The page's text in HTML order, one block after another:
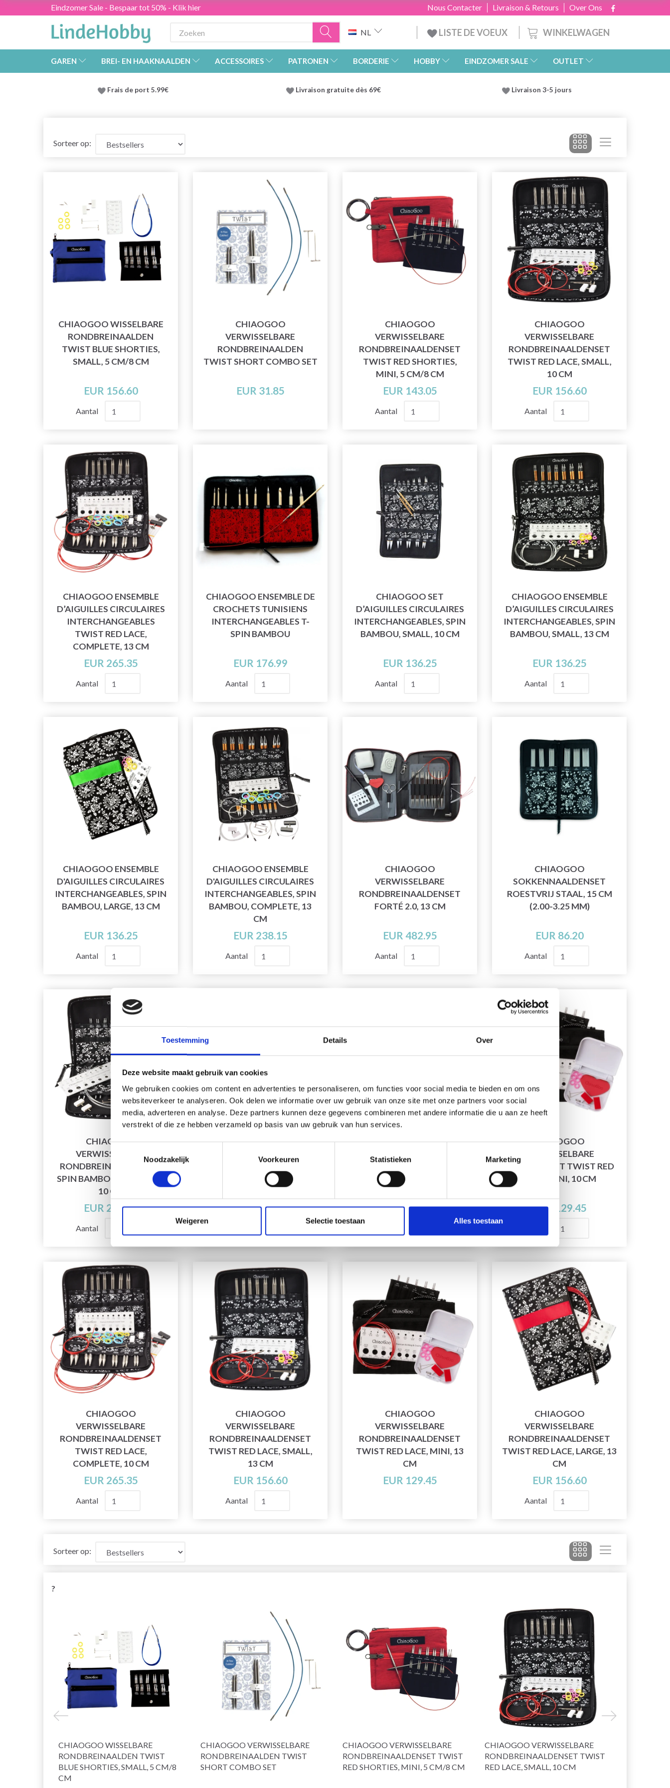
Toestemming Details Over
Deze website maakt gebruik van cookies
We gebruiken cookies om content en advertenties te personaliseren, om functies voor social media te bieden en om ons
websiteverkeer te analyseren. Ook delen we informatie over uw gebruik van onze site met onze partners voor social
media, adverteren en analyse. Deze partners kunnen deze gegevens combineren met andere informatie die u aan ze heeft
verstrekt of die ze hebben verzameld op basis van uw gebruik van hun services.
Noodzakelijk
Voorkeuren Statistieken Marketing
Weigeren Selectie toestaan Alles toestaan
Eindzomer Sale - Bespaar tot 50% - Klik hier Over Ons
Livraison & Retours
Nous Contacter
WINKELWAGEN
NL LISTE DE VOEUX
GAREN BREI- EN HAAKNAALDEN ACCESSOIRES PATRONEN BORDERIE HOBBY EINDZOMER SALE OUTLET
Frais de port 5.99€ Livraison gratuite dès 69€ Livraison 3-5 jours
Sorteer op:
CHIAOGOO WISSELBARE
RONDBREINAALDEN
TWIST BLUE SHORTIES,
SMALL, 5 CM/8 CM
EUR 156.60
Aantal
CHIAOGOO
VERWISSELBARE
RONDBREINAALDEN
TWIST SHORT COMBO SET
EUR 31.85
CHIAOGOO
VERWISSELBARE
RONDBREINAALDENSET
TWIST RED SHORTIES,
MINI, 5 CM/8 CM
EUR 143.05
Aantal
CHIAOGOO
VERWISSELBARE
RONDBREINAALDENSET
TWIST RED LACE, SMALL,
10 CM
EUR 156.60
Aantal
CHIAOGOO ENSEMBLE
D’AIGUILLES CIRCULAIRES
INTERCHANGEABLES
TWIST RED LACE,
COMPLETE, 13 CM
EUR 265.35
Aantal
CHIAOGOO ENSEMBLE DE
CROCHETS TUNISIENS
INTERCHANGEABLES T-
SPIN BAMBOU
EUR 176.99
Aantal
CHIAOGOO SET
D’AIGUILLES CIRCULAIRES
INTERCHANGEABLES, SPIN
BAMBOU, SMALL, 10 CM
EUR 136.25
Aantal
CHIAOGOO ENSEMBLE
D’AIGUILLES CIRCULAIRES
INTERCHANGEABLES, SPIN
BAMBOU, SMALL, 13 CM
EUR 136.25
Aantal
CHIAOGOO ENSEMBLE
D'AIGUILLES CIRCULAIRES
INTERCHANGEABLES, SPIN
BAMBOU, LARGE, 13 CM
EUR 136.25
Aantal
CHIAOGOO ENSEMBLE
D'AIGUILLES CIRCULAIRES
INTERCHANGEABLES, SPIN
BAMBOU, COMPLETE, 13
CM
EUR 238.15
Aantal
CHIAOGOO
VERWISSELBARE
RONDBREINAALDENSET
FORTÉ 2.0, 13 CM
EUR 482.95
Aantal
CHIAOGOO
SOKKENNAALDENSET
ROESTVRIJ STAAL, 15 CM
(2.00-3.25 MM)
EUR 86.20
Aantal
CHIAOGOO
VERWISSELBARE
RONDBREINAALDENSET
SPIN BAMBOE COMPLETE
10 CM
EUR 238.15
Aantal
CHIAOGOO
EUR 68.30
CHIAOGOO
TWIST YELLOW SHORTIES,
EUR 105.35
CHIAOGOO
VERWISSELBARE
RONDBREISET TWIST RED
LACE, MINI, 10 CM
EUR 129.45
CHIAOGOO
VERWISSELBARE
RONDBREINAALDENSET
TWIST RED LACE,
COMPLETE, 10 CM
EUR 265.35
Aantal
CHIAOGOO
VERWISSELBARE
RONDBREINAALDENSET
TWIST RED LACE, SMALL,
13 CM
EUR 156.60
Aantal
CHIAOGOO
VERWISSELBARE
RONDBREINAALDENSET
TWIST RED LACE, MINI, 13
CM
EUR 129.45
CHIAOGOO
VERWISSELBARE
RONDBREINAALDENSET
TWIST RED LACE, LARGE, 13
CM
EUR 156.60
Aantal
Sorteer op:
?
CHIAOGOO WISSELBARE
RONDBREINAALDEN TWIST
BLUE SHORTIES, SMALL, 5 CM/8
CM
CHIAOGOO VERWISSELBARE
RONDBREINAALDEN TWIST
SHORT COMBO SET
CHIAOGOO VERWISSELBARE
RONDBREINAALDENSET TWIST
RED SHORTIES, MINI, 5 CM/8 CM
CHIAOGOO VERWISSELBARE
RONDBREINAALDENSET TWIST
RED LACE, SMALL, 10 CM